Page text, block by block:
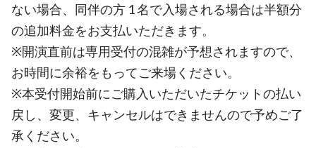
ない場合、同伴の方 1 名で入場される場合は半額分
の追加料金をお支払いただきます。
※開演直前は専用受付の混雑が予想されますので、
お時間に余裕をもってご来場ください。
※本受付開始前にご購入いただいたチケットの払い
戻し、変更、キャンセルはできませんので予めご了
承ください。